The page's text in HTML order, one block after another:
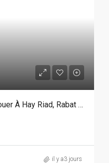
Appartement Meublé À Louer À Hay Riad, Rabat REF 3926
il y a3 jours